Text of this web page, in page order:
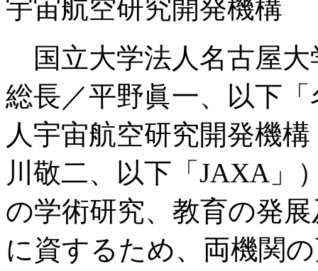
宇宙航空研究開発機構
国立大学法人名古屋大
総長／平野眞一、以下
人宇宙航空研究開発機
川敬二、以下「JAXA」
の学術研究、教育の発
に資するため、両機関